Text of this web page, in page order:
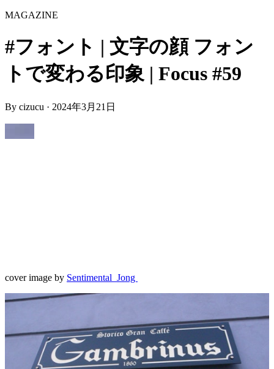
MAGAZINE
#フォント | 文字の顔 フォン
トで変わる印象 | Focus #59
By cizucu · 2024年3月21日
cover image by Sentimental_Jong